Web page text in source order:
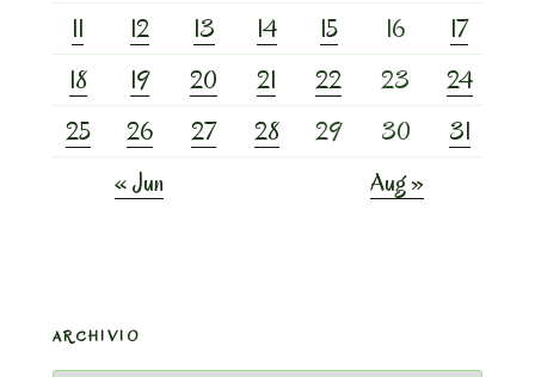
11
12 13 14 15 16
17
18
19 20 21 22 23
24
25
26 27 28 29 30
31
« Jun
Aug »
ARCHIVIO